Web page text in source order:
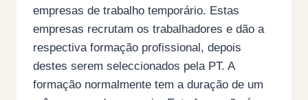
empresas de trabalho temporário. Estas
empresas recrutam os trabalhadores e dão a
respectiva formação profissional, depois
destes serem seleccionados pela PT. A
formação normalmente tem a duração de um